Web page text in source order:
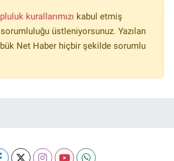
kurallarımızı kabul etmiş
üstleniyorsunuz. Yazılan
Net Haber hiçbir şekilde sorumlu